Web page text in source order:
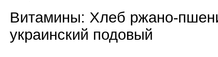
Витамины: Хлеб ржано-
украинский подовый